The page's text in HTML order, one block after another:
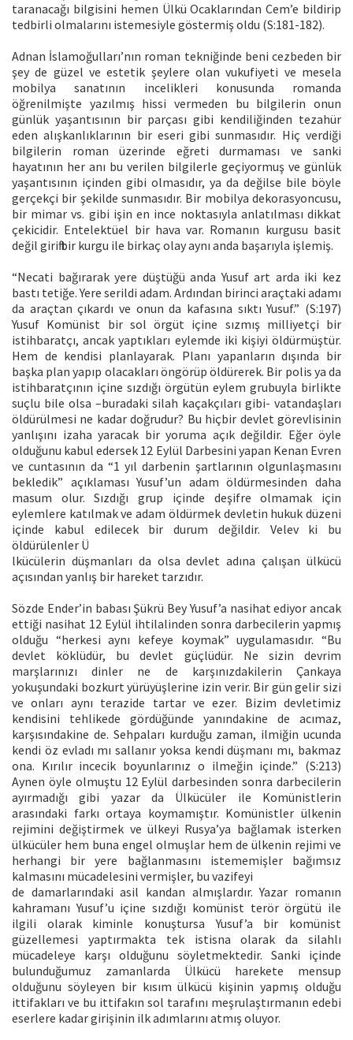
taranacağı bilgisini hemen Ülkü Ocaklarından Cem’e bildirip
tedbirli olmalarını istemesiyle göstermiş oldu (S:181-182).
Adnan İslamoğulları’nın roman tekniğinde beni cezbeden bir
şey de güzel ve estetik şeylere olan vukufiyeti ve mesela
mobilya sanatının incelikleri konusunda romanda
öğrenilmişte yazılmış hissi vermeden bu bilgilerin onun
günlük yaşantısının bir parçası gibi kendiliğinden tezahür
eden alışkanlıklarının bir eseri gibi sunmasıdır. Hiç verdiği
bilgilerin roman üzerinde eğreti durmaması ve sanki
hayatının her anı bu verilen bilgilerle geçiyormuş ve günlük
yaşantısının içinden gibi olmasıdır, ya da değilse bile böyle
gerçekçi bir şekilde sunmasıdır. Bir mobilya dekorasyoncusu,
bir mimar vs. gibi işin en ince noktasıyla anlatılması dikkat
çekicidir. Entelektüel bir hava var. Romanın kurgusu basit
değil girift bir kurgu ile birkaç olay aynı anda başarıyla işlemiş.
“Necati bağırarak yere düştüğü anda Yusuf art arda iki kez
bastı tetiğe. Yere serildi adam. Ardından birinci araçtaki adamı
da araçtan çıkardı ve onun da kafasına sıktı Yusuf.” (S:197)
Yusuf Komünist bir sol örgüt içine sızmış milliyetçi bir
istihbaratçı, ancak yaptıkları eylemde iki kişiyi öldürmüştür.
Hem de kendisi planlayarak. Planı yapanların dışında bir
başka plan yapıp olacakları öngörüp öldürerek. Bir polis ya da
istihbaratçının içine sızdığı örgütün eylem grubuyla birlikte
suçlu bile olsa –buradaki silah kaçakçıları gibi- vatandaşları
öldürülmesi ne kadar doğrudur? Bu hiçbir devlet görevlisinin
yanlışını izaha yaracak bir yoruma açık değildir. Eğer öyle
olduğunu kabul edersek 12 Eylül Darbesini yapan Kenan Evren
ve cuntasının da “1 yıl darbenin şartlarının olgunlaşmasını
bekledik” açıklaması Yusuf’un adam öldürmesinden daha
masum olur. Sızdığı grup içinde deşifre olmamak için
eylemlere katılmak ve adam öldürmek devletin hukuk düzeni
içinde kabul edilecek bir durum değildir. Velev ki bu
öldürülenler Ü
lkücülerin düşmanları da olsa devlet adına çalışan ülkücü
açısından yanlış bir hareket tarzıdır.
Sözde Ender’in babası Şükrü Bey Yusuf’a nasihat ediyor ancak
ettiği nasihat 12 Eylül ihtilalinden sonra darbecilerin yapmış
olduğu “herkesi aynı kefeye koymak” uygulamasıdır. “Bu
devlet köklüdür, bu devlet güçlüdür. Ne sizin devrim
marşlarınızı dinler ne de karşınızdakilerin Çankaya
yokuşundaki bozkurt yürüyüşlerine izin verir. Bir gün gelir sizi
ve onları aynı terazide tartar ve ezer. Bizim devletimiz
kendisini tehlikede gördüğünde yanındakine de acımaz,
karşısındakine de. Sehpaları kurduğu zaman, ilmiğin ucunda
kendi öz evladı mı sallanır yoksa kendi düşmanı mı, bakmaz
ona. Kırılır incecik boyunlarınız o ilmeğin içinde.” (S:213)
Aynen öyle olmuştu 12 Eylül darbesinden sonra darbecilerin
ayırmadığı gibi yazar da Ülkücüler ile Komünistlerin
arasındaki farkı ortaya koymamıştır. Komünistler ülkenin
rejimini değiştirmek ve ülkeyi Rusya’ya bağlamak isterken
ülkücüler hem buna engel olmuşlar hem de ülkenin rejimi ve
herhangi bir yere bağlanmasını istememişler bağımsız
kalmasını mücadelesini vermişler, bu vazifeyi
de damarlarındaki asil kandan almışlardır. Yazar romanın
kahramanı Yusuf’u içine sızdığı komünist terör örgütü ile
ilgili olarak kiminle konuştursa Yusuf’a bir komünist
güzellemesi yaptırmakta tek istisna olarak da silahlı
mücadeleye karşı olduğunu söyletmektedir. Sanki içinde
bulunduğumuz zamanlarda Ülkücü harekete mensup
olduğunu söyleyen bir kısım ülkücü kişinin yapmış olduğu
ittifakları ve bu ittifakın sol tarafını meşrulaştırmanın edebi
eserlere kadar girişinin ilk adımlarını atmış oluyor.